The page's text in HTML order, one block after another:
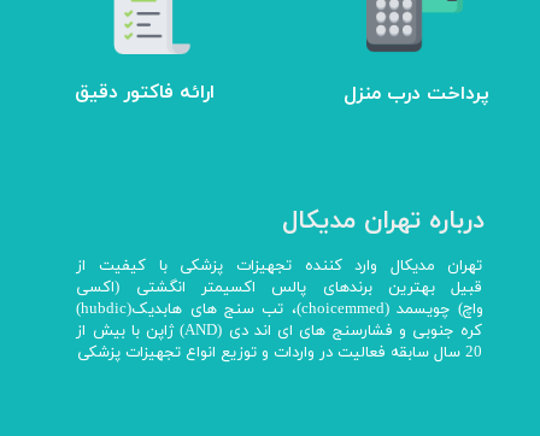
ارائه فاکتور دقیق پرداخت درب منزل
درباره تهران مدیکال
تهران مدیکال وارد کننده تجهیزات پزشکی با کیفیت از
قبیل بهترین برندهای پالس اکسیمتر انگشتی (اکسی
واچ) چویسمد (choicemmed)، تب سنج های هابدیک(hubdic)
کره جنوبی و فشارسنج های ای اند دی (AND) ژاپن با بیش از
20 سال سابقه فعالیت در واردات و توزیع انواع تجهیزات پزشکی